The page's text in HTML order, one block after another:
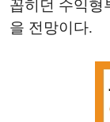
꼽히던 수익형
을 전망이다.